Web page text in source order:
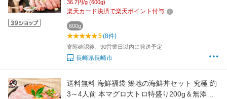
刺し身 刺身 魚 冷凍 国産 長崎県 長崎市 送料無
36.7円/g (600g)
楽天カード決済で楽天ポイント付与
600g
5(8件)
寄附確認後、90営業日以内に発送予定
長崎県長崎市
送料無料 海鮮福袋 築地の海鮮丼セット 究極 約
3～4人前 本マグロ大トロ特盛り200g＆無添加